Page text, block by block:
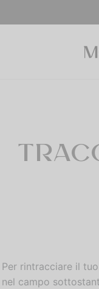
Per rintracciare il
nel campo